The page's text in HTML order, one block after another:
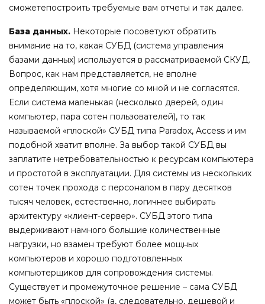
сможетепостроить требуемые вам отчеты и так далее.
База данных. Некоторые посоветуют обратить
внимание на то, какая СУБД (система управления
базами данных) используется в рассматриваемой СКУД.
Вопрос, как нам представляется, не вполне
определяющим, хотя многие со мной и не согласятся.
Если система маленькая (несколько дверей, один
компьютер, пара сотен пользователей), то так
называемой «плоской» СУБД типа Paradox, Access и им
подобной хватит вполне. За выбор такой СУБД вы
заплатите нетребовательностью к ресурсам компьютера
и простотой в эксплуатации. Для системы из нескольких
сотен точек прохода с персоналом в пару десятков
тысяч человек, естественно, логичнее выбирать
архитектуру «клиент-сервер». СУБД этого типа
выдерживают намного большие количественные
нагрузки, но взамен требуют более мощных
компьютеров и хорошо подготовленных
компьютерщиков для сопровождения системы.
Существует и промежуточное решение – сама СУБД
может быть «плоской» (а, следовательно, дешевой и